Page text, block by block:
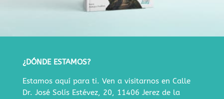
¿DÓNDE ESTAMOS?
Estamos aquí para ti. Ven a visitarnos en Calle
Dr. José Solís Estévez, 20, 11406 Jerez de la